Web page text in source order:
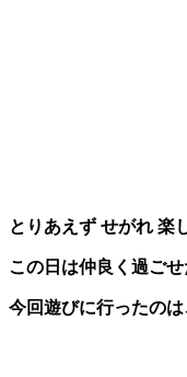
とりあえず せがれ
この日は仲良く過ご
今回遊びに行ったのは